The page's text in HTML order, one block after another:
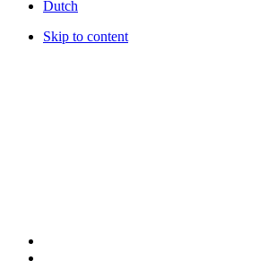
Dutch
Skip to content